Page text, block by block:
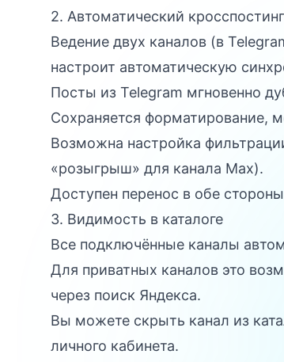
2. Автоматический кросспостинг
Ведение двух каналов (в
настроит автоматическую
Посты из Telegram мгновенно
Сохраняется форматирование,
Возможна настройка
«розыгрыш» для канала Max).
Доступен перенос в обе
3. Видимость в каталоге
Все подключённые каналы
Для приватных каналов это
через поиск Яндекса.
Вы можете скрыть канал из
личного кабинета.